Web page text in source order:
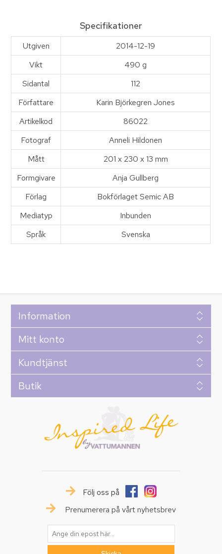
Specifikationer
Utgiven
2014-12-19
Vikt
490 g
Sidantal
112
Författare
Karin Björkegren Jones
Artikelkod
86022
Fotograf
Anneli Hildonen
Mått
201 x 230 x 13 mm
Formgivare
Anja Gullberg
Förlag
Bokförlaget Semic AB
Mediatyp
Inbunden
Språk
Svenska
Information
Mitt konto
Kundtjänst
Butik
Följ oss på
Prenumerera på vårt nyhetsbrev